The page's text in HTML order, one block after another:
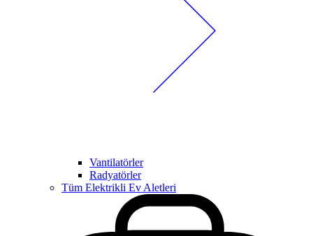
Vantilatörler
Radyatörler
Tüm Elektrikli Ev Aletleri